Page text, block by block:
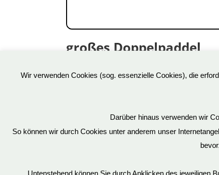
großes Doppelpaddel
Art.Nr: OS0134-1
Wir verwenden Cookies (sog. essenzielle Cookies), die
Darüber hinaus verwenden wir
So können wir durch Cookies unter anderem unser